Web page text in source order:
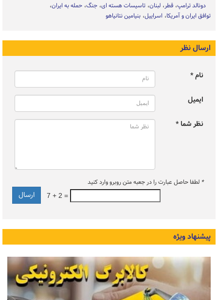
دونالد ترامپ قطر لبنان تاسیسات هسته ای جنگ حمله به ایران
توافق ایران و آمریکا اسراییل بنیامین نتانیاهو
ارسال نظر
نام *
ایمیل
نظر شما *
* لطفا حاصل عبارت را در جعبه متن روبرو وارد کنید
7 + 2 =
پیشنهاد ویژه